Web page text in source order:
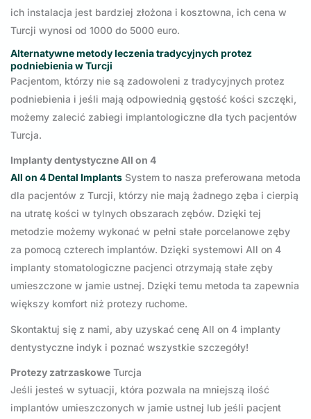
ich instalacja jest bardziej złożona i kosztowna, ich cena w
Turcji wynosi od 1000 do 5000 euro.
Alternatywne metody leczenia tradycyjnych protez
podniebienia w Turcji
Pacjentom, którzy nie są zadowoleni z tradycyjnych protez
podniebienia i jeśli mają odpowiednią gęstość kości szczęki,
możemy zalecić zabiegi implantologiczne dla tych pacjentów
Turcja.
Implanty dentystyczne All on 4
All on 4 Dental Implants System to nasza preferowana metoda
dla pacjentów z Turcji, którzy nie mają żadnego zęba i cierpią
na utratę kości w tylnych obszarach zębów. Dzięki tej
metodzie możemy wykonać w pełni stałe porcelanowe zęby
za pomocą czterech implantów. Dzięki systemowi All on 4
implanty stomatologiczne pacjenci otrzymają stałe zęby
umieszczone w jamie ustnej. Dzięki temu metoda ta zapewnia
większy komfort niż protezy ruchome.
Skontaktuj się z nami, aby uzyskać cenę All on 4 implanty
dentystyczne indyk i poznać wszystkie szczegóły!
Protezy zatrzaskowe Turcja
Jeśli jesteś w sytuacji, która pozwala na mniejszą ilość
implantów umieszczonych w jamie ustnej lub jeśli pacjent